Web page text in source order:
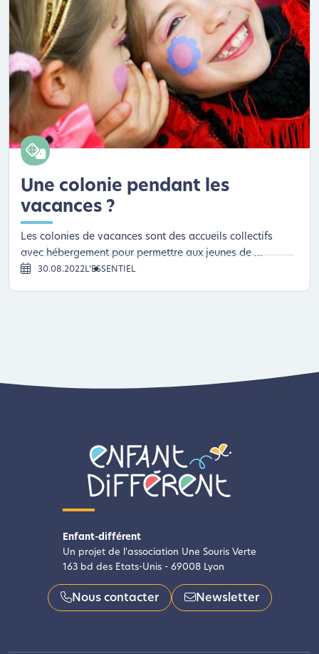
Une colonie pendant les
vacances ?
Les colonies de vacances sont des accueils collectifs
avec hébergement pour permettre aux jeunes de ...
30.08.2022L’ESSENTIEL
Enfant-différent
Un projet de l'association Une Souris Verte
163 bd des Etats-Unis - 69008 Lyon
Nous contacter Newsletter